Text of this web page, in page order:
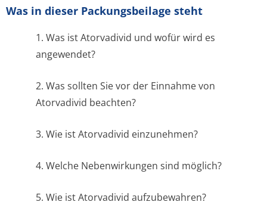
Was in dieser Packungsbeilage steht
1. Was ist Atorvadivid und wofür wird es
angewendet?
2. Was sollten Sie vor der Einnahme von
Atorvadivid beachten?
3. Wie ist Atorvadivid einzunehmen?
4. Welche Nebenwirkungen sind möglich?
5. Wie ist Atorvadivid aufzubewahren?